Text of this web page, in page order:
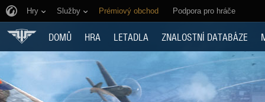
Hry Služby Prémiový obchod Podpora pro hráče
DOMŮ HRA LETADLA ZNALOSTNÍ DATABÁZE